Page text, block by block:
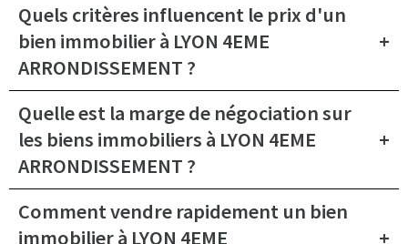
Quels critères influencent le prix d'un
bien immobilier à LYON 4EME
ARRONDISSEMENT ?
Quelle est la marge de négociation sur
les biens immobiliers à LYON 4EME
ARRONDISSEMENT ?
Comment vendre rapidement un bien
immobilier à LYON 4EME